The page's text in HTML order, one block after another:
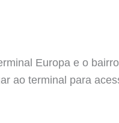
Europa e o
ao terminal para